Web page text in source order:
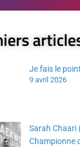
Je fais le point
9 avril 2026
Sarah Chaari
Championne